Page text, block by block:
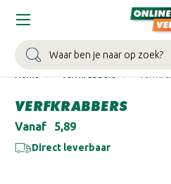
Zoeken
WIN EEN BALLONVAART:Bij
muurverf
Bekijk
Home Verfkrabbers
VERFKRABBERS
Vanaf €5,89
Direct leverbaar